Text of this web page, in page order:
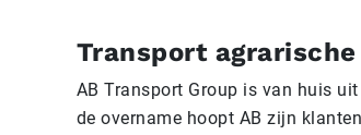
Transport
AB Transport Group is van huis
de overname hoopt AB zijn